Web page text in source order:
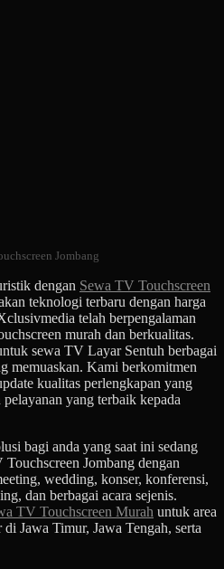
Jombang
dengan Sewa TV Touchscreen
teknologi terbaru dengan harga
telah berpengalaman
murah dan berkualitas.
sewa TV Layar Sentuh berbagai
memuaskan. Kami berkomitmen
kualitas perlengkapan yang
yang terbaik kepada
bagi anda yang saat ini sedang
Jombang dengan
wedding, konser, konferensi,
dan berbagai acara sejenis.
TV Touchscreen Murah untuk area
Jawa Timur, Jawa Tengah, serta